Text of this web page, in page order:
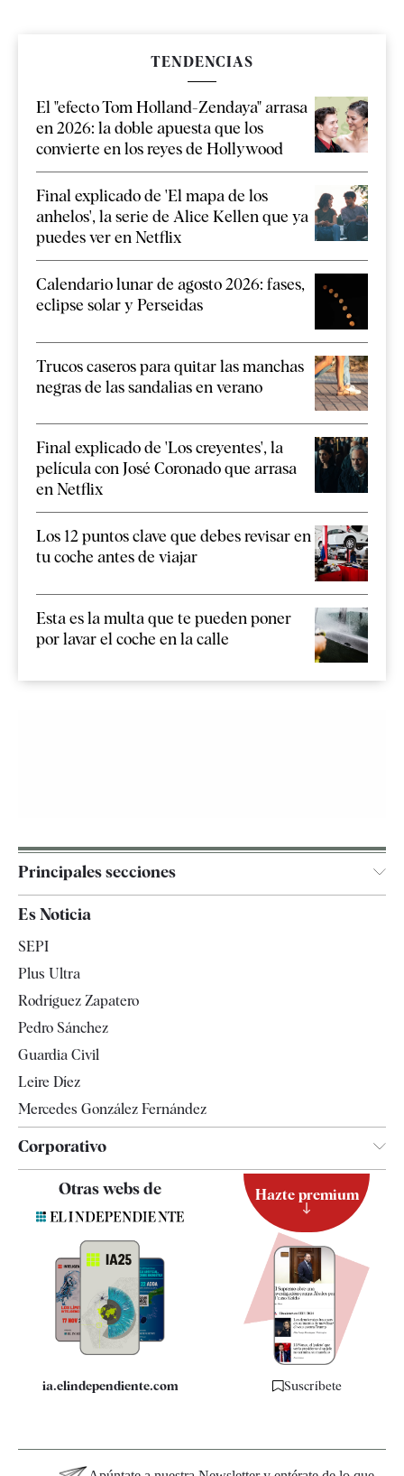
TENDENCIAS
El "efecto Tom Holland-Zendaya" arrasa
en 2026: la doble apuesta que los
convierte en los reyes de Hollywood
Final explicado de 'El mapa de los
anhelos', la serie de Alice Kellen que ya
puedes ver en Netflix
Calendario lunar de agosto 2026: fases,
eclipse solar y Perseidas
Trucos caseros para quitar las manchas
negras de las sandalias en verano
Final explicado de 'Los creyentes', la
película con José Coronado que arrasa
en Netflix
Los 12 puntos clave que debes revisar en
tu coche antes de viajar
Esta es la multa que te pueden poner
por lavar el coche en la calle
Principales secciones
España
Televisión
Es Noticia
SEPI
Plus Ultra
Rodríguez Zapatero
Pedro Sánchez
Guardia Civil
Leire Díez
Mercedes González Fernández
Corporativo
Contacto
Quiénes somos
Especificaciones
Otras webs de
ia.elindependiente.com
Hazte premium
Suscríbete